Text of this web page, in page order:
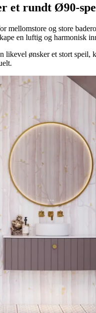
et rundt Ø90-
mellomstore og store
en luftig og harmonisk
likevel ønsker et stort